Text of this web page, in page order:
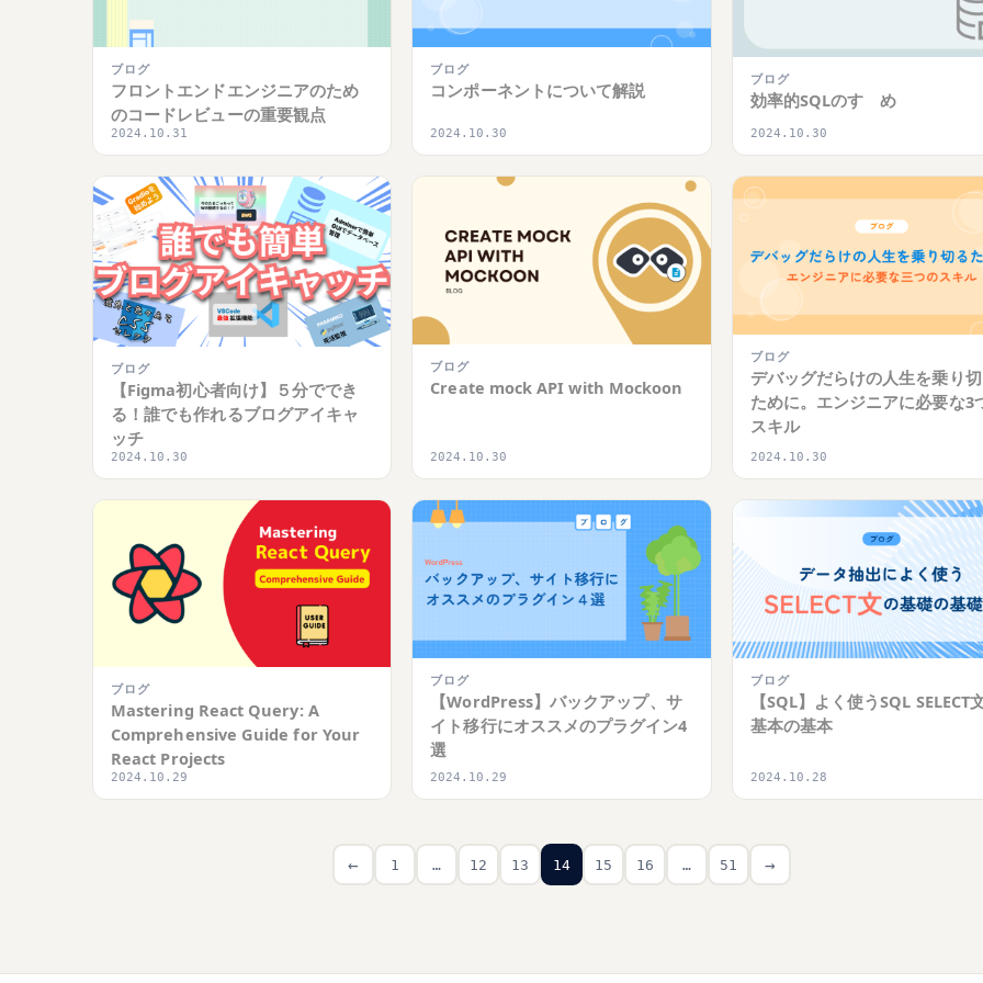
ブログ
フロントエンドエンジニアのため
のコードレビューの重要観点
2024.10.31
ブログ
コンポーネントについて解説
2024.10.30
ブログ
効率的SQLのすゝめ
2024.10.30
ブログ
【Figma初心者向け】５分ででき
る！誰でも作れるブログアイキャ
ッチ
2024.10.30
ブログ
Create mock API with Mockoon
2024.10.30
ブログ
デバッグだらけの人生を乗り
ために。エンジニアに必要な3
スキル
2024.10.30
ブログ
Mastering React Query: A
Comprehensive Guide for Your
React Projects
2024.10.29
ブログ
【WordPress】バックアップ、サ
イト移行にオススメのプラグイン4
選
2024.10.29
ブログ
【SQL】よく使うSQL SELECT
基本の基本
2024.10.28
← 1 … 12 13 14 15 16 … 51 →